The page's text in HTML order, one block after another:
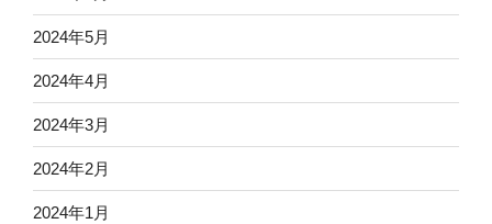
2024年5月
2024年4月
2024年3月
2024年2月
2024年1月